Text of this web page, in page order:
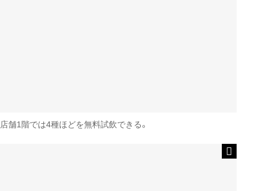
店舗1階では4種ほどを無料試飲できる。